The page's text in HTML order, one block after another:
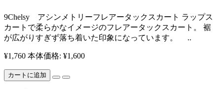
9Chelsy アシンメトリーフレアータックスカート ラップス
カートで柔らかなイメージのフレアータックスカート。 裾
が広がりすぎず落ち着いた印象になっています。 ..
¥1,760 本体価格: ¥1,600
カートに追加